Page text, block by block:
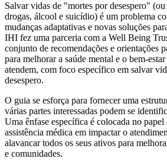
Salvar vidas de "mortes por desespero"
drogas, álcool e suicídio) é um problema
mudanças adaptativas e novas soluções
IHI fez uma parceria com a Well Being
conjunto de recomendações e orientações
para melhorar a saúde mental e o bem-
atendem, com foco específico em salvar
desespero.
O guia se esforça para fornecer uma
várias partes interessadas podem se
Uma ênfase específica é colocada no papel
assistência médica em impactar o
alavancar todos os seus ativos para
e comunidades.